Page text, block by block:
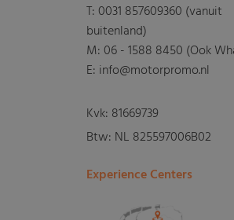
T:0031 857609360 (vanuit
buitenland)
M:06 - 1588 8450 (Ook
E: info@motorpromo.nl
Kvk: 81669739
Btw: NL 825597006B02
Experience Centers